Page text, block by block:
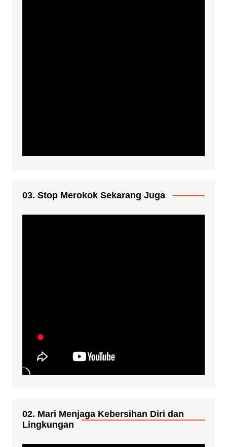
03. Stop Merokok Sekarang Juga
02. Mari Menjaga Kebersihan Diri dan
Lingkungan